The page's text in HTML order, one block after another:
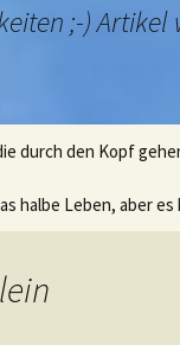
;-)
durch den Kopf
halbe Leben, aber